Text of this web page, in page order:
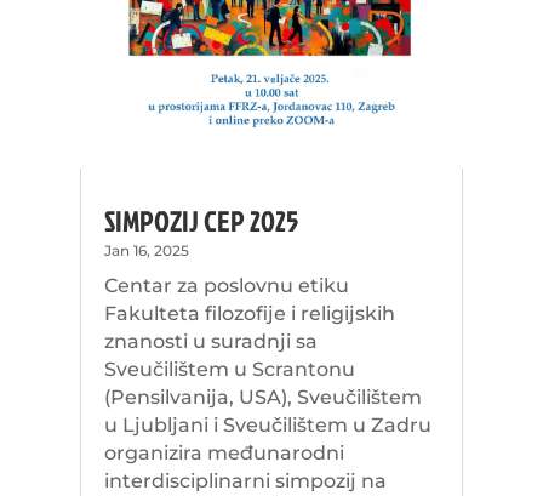
SIMPOZIJ CEP 2025
Jan 16, 2025
Centar za poslovnu etiku
Fakulteta filozofije i religijskih
znanosti u suradnji sa
Sveučilištem u Scrantonu
(Pensilvanija, USA), Sveučilištem
u Ljubljani i Sveučilištem u Zadru
organizira međunarodni
interdisciplinarni simpozij na